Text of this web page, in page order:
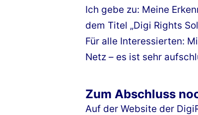
Ich gebe zu: Meine
dem Titel „Digi Rights
Für alle Interessierten:
Netz – es ist sehr
Zum Abschluss
Auf der Website der